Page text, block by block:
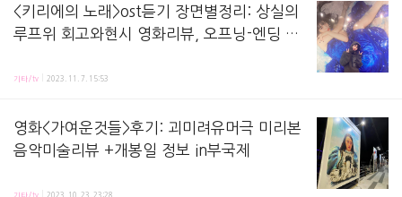
<키리에의 노래>ost듣기 장면별정리: 상실의
루프위 회고와현시 영화리뷰, 오프닝-엔딩 아
영화 가 한국에서도 개봉했습니다. 아래 키리에의 노래 ost 듣기가사 정리와 영화 간단리뷰 포
기타/tv 2023. 11. 7. 15:53
영화<가여운것들>후기: 괴미려유머극 미리본
음악미술리뷰 +개봉일 정보 in부국제
영화 미리 본 후기-정보-공유-리뷰 포스팅이에요! # 거장x엠마스톤, 유니크x웃김x아름다움! 베
기타/tv 2023. 10. 23. 23:28